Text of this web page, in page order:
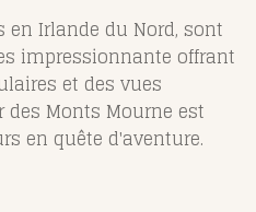
en Irlande du Nord, sont
impressionnante offrant
et des vues
des Monts Mourne est
en quête d'aventure.